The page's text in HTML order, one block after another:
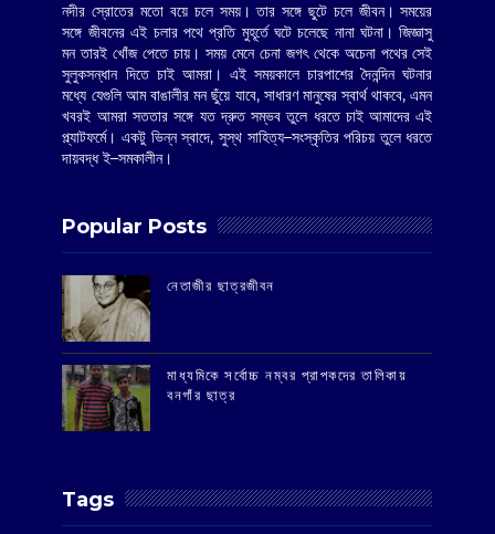
নদীর স্রোতের মতো বয়ে চলে সময়। তার সঙ্গে ছুটে চলে জীবন। সময়ের
সঙ্গে জীবনের এই চলার পথে প্রতি মুহূর্তে ঘটে চলেছে নানা ঘটনা। জিজ্ঞাসু
মন তারই খোঁজ পেতে চায়। সময় মেনে চেনা জগৎ থেকে অচেনা পথের সেই
সুলুকসন্ধান দিতে চাই আমরা। এই সময়কালে চারপাশের দৈনন্দিন ঘটনার
মধ্যে যেগুলি আম বাঙালীর মন ছুঁয়ে যাবে, সাধারণ মানুষের স্বার্থ থাকবে, এমন
খবরই আমরা সততার সঙ্গে যত দ্রুত সম্ভব তুলে ধরতে চাই আমাদের এই
প্ল্যাটফর্মে। একটু ভিন্ন স্বাদে, সুস্থ সাহিত্য–সংস্কৃতির পরিচয় তুলে ধরতে
দায়বদ্ধ ই–সমকালীন।
Popular Posts
‌নেতাজীর ছাত্রজীবন
মাধ্যমিকে সর্বোচ্চ নম্বর প্রাপকদের তালিকায়
বনগাঁর ছাত্র
Tags